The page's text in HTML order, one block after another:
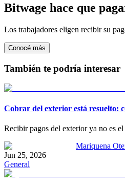
Bitwage hace que
Los trabajadores eligen recibir su
Conocé más
También te podría interesar
Cobrar del exterior está resuelto:
Recibir pagos del exterior ya no es
Mariquena
Jun 25, 2026
General